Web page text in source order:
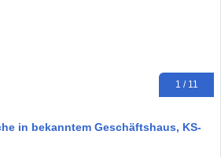
1 / 11
in bekanntem Geschäftshaus, KS-